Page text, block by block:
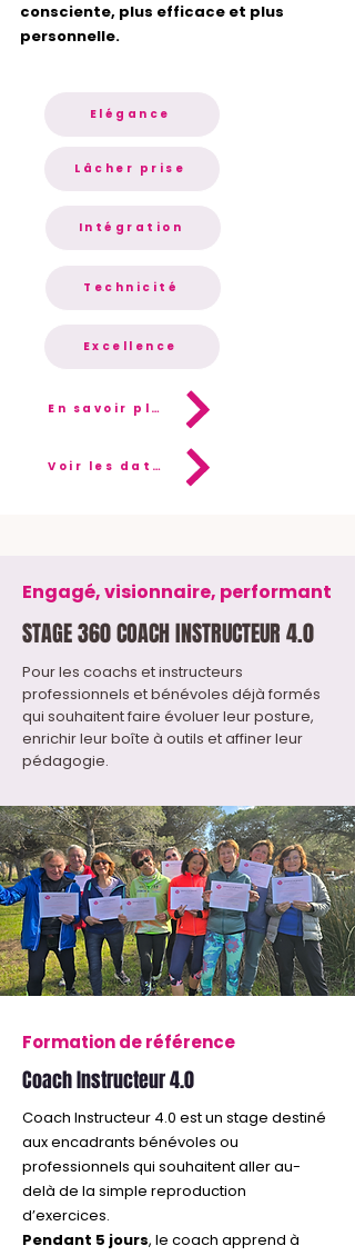
consciente, plus efficace et plus
personnelle.
Elégance
Lâcher prise
Intégration
Technicité
Excellence
En savoir plus
Voir les dates
Engagé, visionnaire, performant
STAGE 360 COACH INSTRUCTEUR 4.0
Pour les coachs et instructeurs
professionnels et bénévoles déjà formés
qui souhaitent faire évoluer leur posture,
enrichir leur boîte à outils et affiner leur
pédagogie.
Formation de référence
Coach Instructeur 4.0
Coach Instructeur 4.0 est un stage destiné
aux encadrants bénévoles ou
professionnels qui souhaitent aller au-
delà de la simple reproduction
d’exercices.
Pendant 5 jours, le coach apprend à